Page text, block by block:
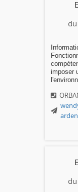
imposer